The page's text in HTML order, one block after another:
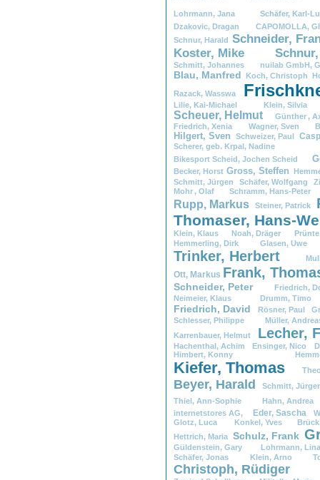
Lohrmann, Jana Schäfer,.
Dzakovic, DraganCAPOMOLLA, .
Schnur, HaraldSchneider,
Koster, Mike Schnur,
Schmitt, Johannes nuilab GmbH,
Blau, ManfredKoch, .Christoph
Razack, Wasswa
Lilie, Kai-MichaelKlein, .
Scheuer, Helmut Günther. ,
Friedrich, Xenia Wagner,. Sven
Hilgert, SvenSchweizer, .Paul
Scherer, geb. Krpal,
Bikesport Scheid, Jochen Scheid
Becker, HorstGross, .Steffen
Schmitt, Jürgen Schäfer,. Wolfgang
Mohr. , OlafSchramm, .Hans-
Rupp, Markus Steiner, .Patrick
Thomaser, Hans-
Klein, KlausNoah, .Dräger
Hemmerling, DirkGlasen, .
Trinker, Herbert
Ott, Markus Frank,
Schneider, PeterFriedrich, .
Neimeier, Klaus Drumm,.
Friedrich, David Rösner,. Paul
Schlesser, Philippe Müller,
Karrenbauer, Helmut Lecher,
Hachenthal, AchimEnsinger, .Nico
Himbert, Konny.
Kiefer, Thomas
Beyer, Harald Schmitt,.
Thiel, Ann-Sophie Hahn,
internetstores AG, Eder,. Sascha
Glotz, Luca Konkel,. Yves
Hettrich, Maria Schulz, Frank
Güldenstein, GaryLohrmann, .
Schäfer, Jonas Klein,. Arno
Christoph,